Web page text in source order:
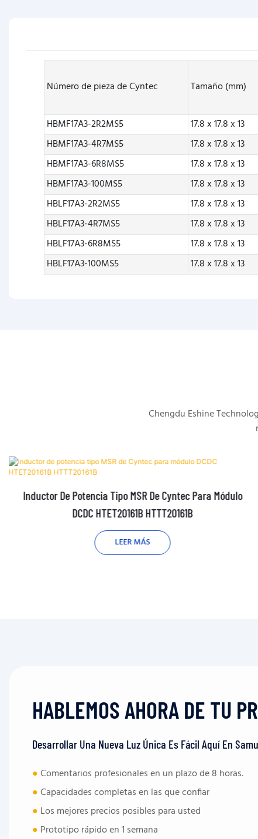
Número de pieza de Cyntec Tamaño (mm)
HBMF17A3-2R2MS5
17.8 x 17.8 x 13
HBMF17A3-4R7MS5 17.8 x 17.8 x 13
HBMF17A3-6R8MS5
17.8 x 17.8 x 13
HBMF17A3-100MS5
17.8 x 17.8 x 13
HBLF17A3-2R2MS5
17.8 x 17.8 x 13
HBLF17A3-4R7MS5 17.8 x 17.8 x 13
HBLF17A3-6R8MS5
17.8 x 17.8 x 13
HBLF17A3-100MS5
17.8 x 17.8 x 13
Chengdu Eshine
Inductor De Potencia Tipo MSR De Cyntec Para Módulo
DCDC HTET20161B HTTT20161B
LEER MÁS
HABLEMOS AHORA DE TU
Desarrollar Una Nueva Luz Única Es Fácil Aquí En
●Comentarios profesionales en un plazo de 8 horas.
●Capacidades completas en las que confiar
● Los mejores precios posibles para usted
● Prototipo rápido en 1 semana